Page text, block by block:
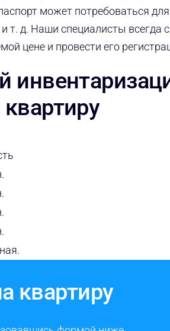
может потребоваться для
т. д. Наши специалисты всегда
цене и провести его
квартиру